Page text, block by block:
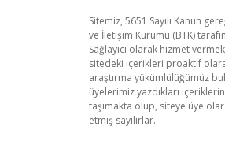
Sitemiz, 5651 Sayılı Kanun
ve İletişim Kurumu (BTK)
Sağlayıcı olarak hizmet
sitedeki içerikleri proaktif
araştırma yükümlülüğümüz
üyelerimiz yazdıkları
taşımakta olup, siteye üye
etmiş sayılırlar.